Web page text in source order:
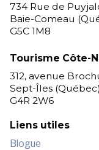
734 Rue de
Baie-Comeau
G5C 1M8
Tourisme Côte-
312, avenue
Sept-Îles (Québec)
G4R 2W6
Liens utiles
Blogue